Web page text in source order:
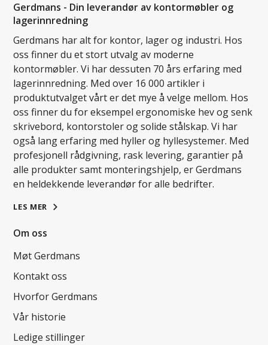
Gerdmans - Din leverandør av kontormøbler og
lagerinnredning
Gerdmans har alt for kontor, lager og industri. Hos
oss finner du et stort utvalg av moderne
kontormøbler. Vi har dessuten 70 års erfaring med
lagerinnredning. Med over 16 000 artikler i
produktutvalget vårt er det mye å velge mellom. Hos
oss finner du for eksempel ergonomiske hev og senk
skrivebord, kontorstoler og solide stålskap. Vi har
også lang erfaring med hyller og hyllesystemer. Med
profesjonell rådgivning, rask levering, garantier på
alle produkter samt monteringshjelp, er Gerdmans
en heldekkende leverandør for alle bedrifter.
LES MER
Om oss
Møt Gerdmans
Kontakt oss
Hvorfor Gerdmans
Vår historie
Ledige stillinger